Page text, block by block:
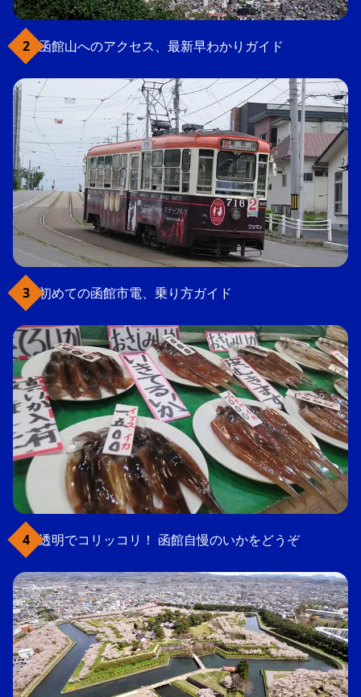
函館山へのアクセス、最新早わかりガイド
初めての函館市電、乗り方ガイド
透明でコリッコリ！ 函館自慢のいかをどうぞ